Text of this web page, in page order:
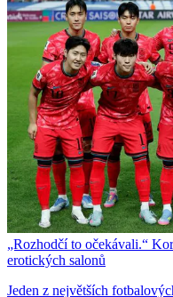
„Rozhodčí to očekávali.“
erotických salonů
Jeden z největších